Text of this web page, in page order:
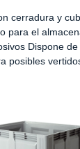
cerradura y
para el
Dispone
posibles